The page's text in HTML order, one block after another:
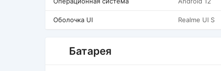
Оболочка UI Realme UI S
Батарея